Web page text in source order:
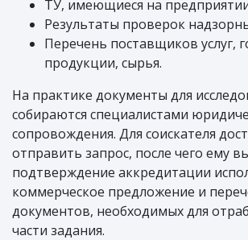
ТУ, имеющиеся на
Результаты проверок
Перечень поставщиков услуг,
продукции, сырья.
На практике документы для
собираются специалистами
сопровождения. Для соискателя
отправить запрос, после чего ему
подтверждение аккредитации
коммерческое предложение и
документов, необходимых для
части задания.